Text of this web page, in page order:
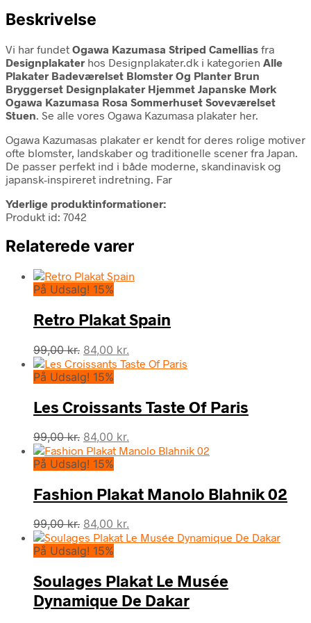
Beskrivelse
Vi har fundet Ogawa Kazumasa Striped Camellias fra
Designplakater hos Designplakater.dk i kategorien Alle
Plakater Badeværelset Blomster Og Planter Brun
Bryggerset Designplakater Hjemmet Japanske Mørk
Ogawa Kazumasa Rosa Sommerhuset Soveværelset
Stuen. Se alle vores Ogawa Kazumasa plakater her.
Ogawa Kazumasas plakater er kendt for deres rolige motiver
ofte blomster, landskaber og traditionelle scener fra Japan.
De passer perfekt ind i både moderne, skandinavisk og
japansk-inspireret indretning. Far
Yderlige produktinformationer:
Produkt id: 7042
Relaterede varer
På Udsalg! 15%
Retro Plakat Spain
99,00kr. Den
oprindelige
pris
99,00 kr..
84,00 kr.
aktuelle
84,00 kr..
På Udsalg! 15%
Les Croissants Taste Of Paris
99,00kr. Den
oprindelige
pris
99,00 kr..
84,00 kr.
aktuelle
84,00 kr..
På Udsalg! 15%
Fashion Plakat Manolo Blahnik 02
99,00kr. Den
oprindelige
pris
99,00 kr..
84,00 kr.
aktuelle
84,00 kr..
På Udsalg! 15%
Soulages Plakat Le Musée
Dynamique De Dakar